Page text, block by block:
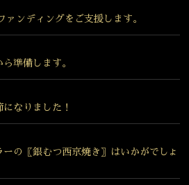
ンディングをご支援します。
準備します。
なりました！
の〖銀むつ西京焼き〗はいかがでしょ